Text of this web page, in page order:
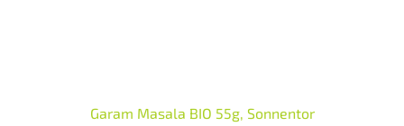
Garam Masala BIO 55g, Sonnentor